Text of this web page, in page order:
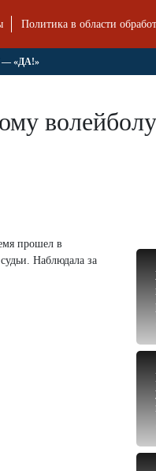
Политика в области
«ДА!»
прошел в
Наблюдала за